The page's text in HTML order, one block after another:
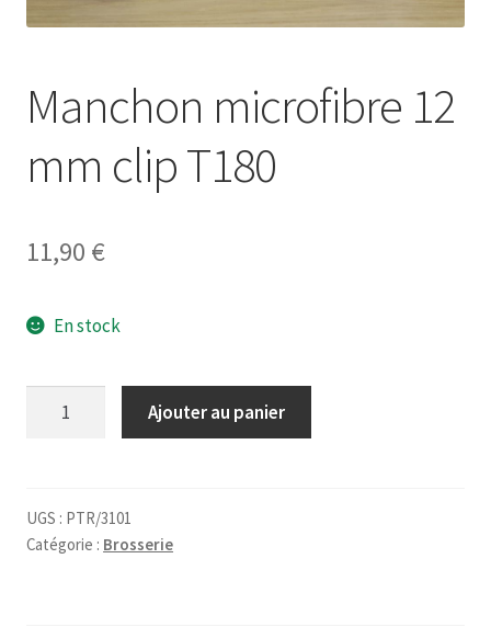
Manchon microfibre 12
mm clip T180
11,90 €
En stock
quantité
12
mm
Ajouter au panier
UGS : PTR/3101
Catégorie : Brosserie